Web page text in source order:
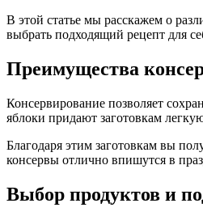
В этой статье мы расскажем о
выбрать подходящий рецепт для
Преимущества
Консервирование позволяет
яблоки придают заготовкам
Благодаря этим заготовкам вы
консервы отлично впишутся в
Выбор продуктов и